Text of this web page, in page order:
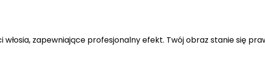
zapewniające profesjonalny efekt. Twój obraz stanie się